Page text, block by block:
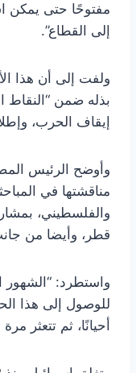
مفتوحًا حتى يمكن
إلى القطاع”.
ولفت إلى أن هذا
بذله ضمن “النقاط
إيقاف الحرب،
وأوضح الرئيس
مناقشتها في
والفلسطيني،
قطر، وأيضا من جانب
واستطرد: “الشهور
للوصول إلى هذا
أحيانًا، ثم تتعثر